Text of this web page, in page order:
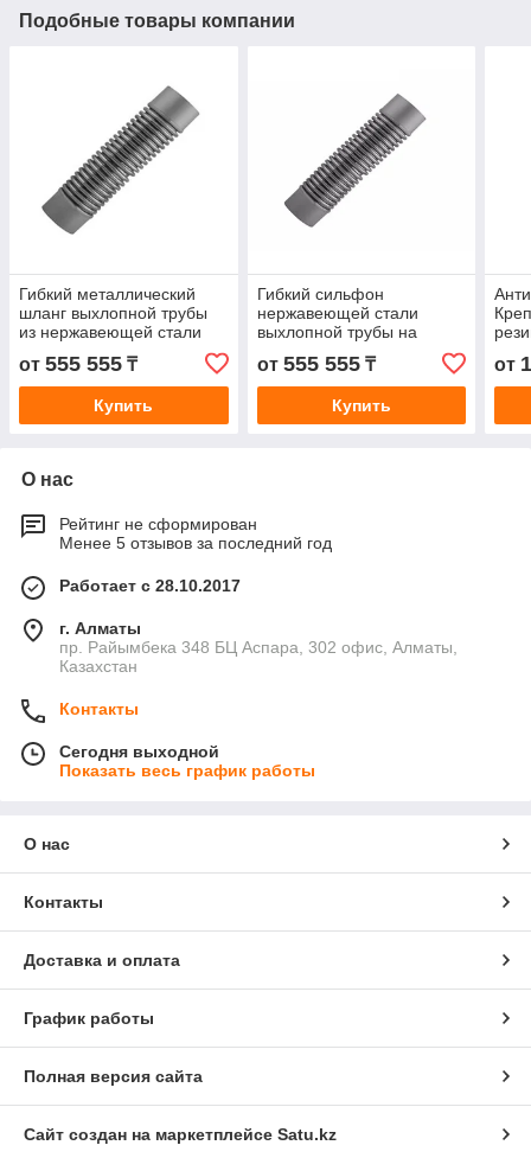
Подобные товары компании
Гибкий металлический
шланг выхлопной трубы
из нержавеющей стали
для использования
Bwg140 генераторной
установк
от 555 555 ₸
Купить
Гибкий сильфон
нержавеющей стали
выхлопной трубы на
генератор 90мм 100мм
от 555 555₸
Купить
от
О нас
Рейтинг не сформирован
Менее 5 отзывов за последний год
Работает с 28.10.2017
г. Алматы
пр. Райымбека 348 БЦ Аспара, 302 офис, Алматы,
Казахстан
Контакты
Сегодня выходной
Показать весь график работы
О нас
Контакты
Доставка и оплата
График работы
Полная версия сайта
Сайт создан на маркетплейсе Satu.kz